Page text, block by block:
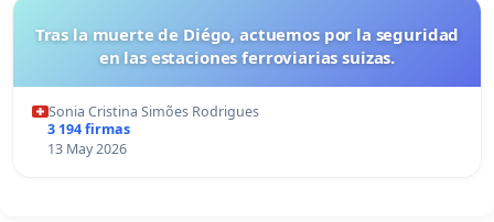
Tras la muerte de Diégo, actuemos por la seguridad
en las estaciones ferroviarias suizas.
Sonia Cristina Simões Rodrigues
3 194 firmas
13 May 2026